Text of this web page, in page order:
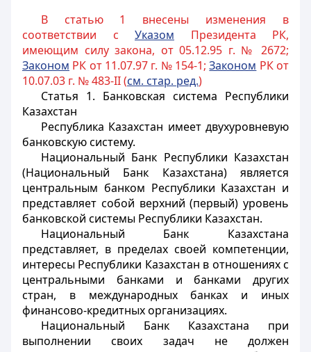
В статью 1 внесены изменения в
соответствии с Указом Президента РК,
имеющим силу закона, от 05.12.95 г. № 2672;
Законом РК от 11.07.97 г. № 154-1;Законом РК от
10.07.03 г. № 483-II (см. стар. ред.)
Статья 1. Банковская система Республики
Казахстан
Республика Казахстан имеет двухуровневую
банковскую систему.
Национальный Банк Республики Казахстан
(Национальный Банк Казахстана) является
центральным банком Республики Казахстан и
представляет собой верхний (первый) уровень
банковской системы Республики Казахстан.
Национальный Банк Казахстана
представляет, в пределах своей компетенции,
интересы Республики Казахстан в отношениях с
центральными банками и банками других
стран, в международных банках и иных
финансово-кредитных организациях.
Национальный Банк Казахстана при
выполнении своих задач не должен